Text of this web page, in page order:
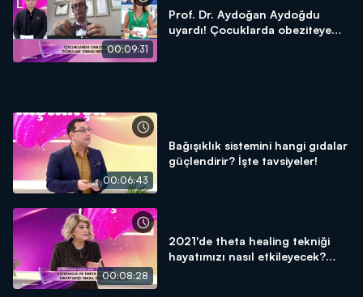
00:09:31
Prof. Dr. Aydoğan Aydoğdu
uyardı! Çocuklarda obeziteye
00:06:43
Bağışıklık sistemini hangi gıdalar
güçlendirir? İşte tavsiyeler!
00:08:28
2021'de theta healing tekniği
hayatımızı nasıl etkileyecek?